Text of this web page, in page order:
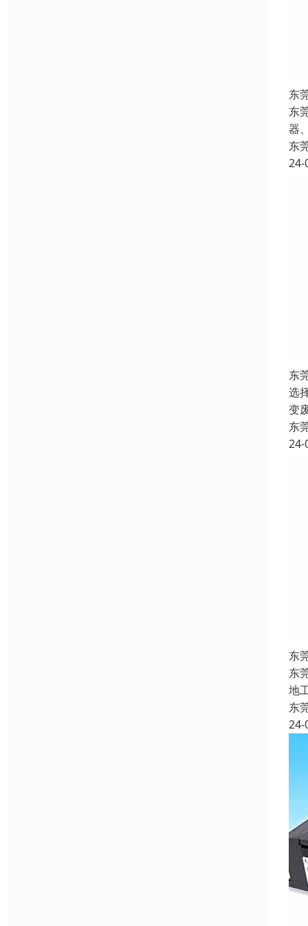
东
东
器
东
24-
东
选
变
东
24-
东
东
地
东
24-